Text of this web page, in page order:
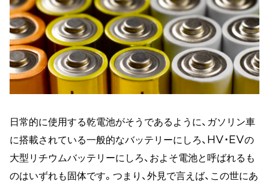
日常的に使用する乾電池がそうであるように、ガソリン車
に搭載されている一般的なバッテリーにしろ、HV・EVの
大型リチウムバッテリーにしろ、およそ電池と呼ばれるも
のはいずれも固体です。つまり、外見で言えば、この世にあ